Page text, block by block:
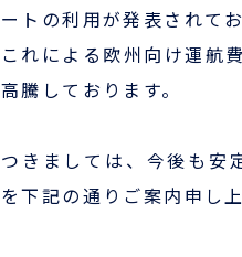
お役立ちブログ
ニュース
ートの利用が発表されてお
これによる欧州向け運航
高騰しております。
つきましては、今後も
を下記の通りご案内申し上